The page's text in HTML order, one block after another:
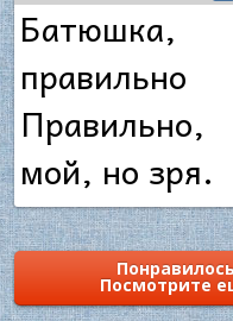
правильно
мой, но зря.
Посмотрите